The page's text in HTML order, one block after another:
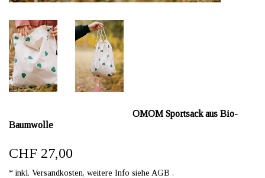
OMOM Sportsack aus Bio-
Baumwolle
CHF 27,00
* inkl. Versandkosten, weitere Info siehe AGB .